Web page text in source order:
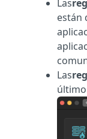
Las
están
Las